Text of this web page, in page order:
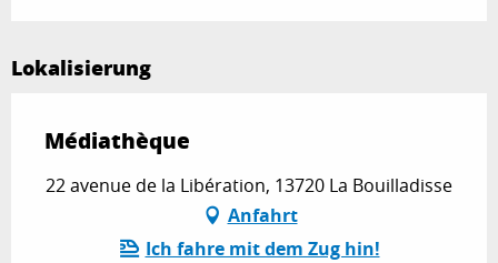
Lokalisierung
Médiathèque
22 avenue de la Libération, 13720 La Bouilladisse
Anfahrt
Ich fahre mit dem Zug hin!